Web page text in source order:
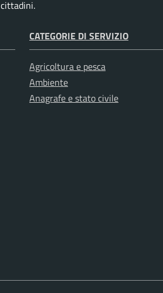
cittadini.
CATEGORIE DI SERVIZIO
Agricoltura e pesca
Ambiente
Anagrafe e stato civile